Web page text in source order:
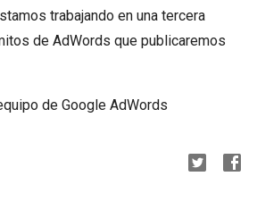
trabajando en una tercera
de AdWords que publicaremos
de Google AdWords